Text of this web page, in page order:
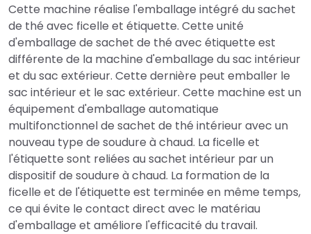
Cette machine réalise l'emballage intégré du sachet
de thé avec ficelle et étiquette. Cette unité
d'emballage de sachet de thé avec étiquette est
différente de la machine d'emballage du sac intérieur
et du sac extérieur. Cette dernière peut emballer le
sac intérieur et le sac extérieur. Cette machine est un
équipement d'emballage automatique
multifonctionnel de sachet de thé intérieur avec un
nouveau type de soudure à chaud. La ficelle et
l'étiquette sont reliées au sachet intérieur par un
dispositif de soudure à chaud. La formation de la
ficelle et de l'étiquette est terminée en même temps,
ce qui évite le contact direct avec le matériau
d'emballage et améliore l'efficacité du travail.